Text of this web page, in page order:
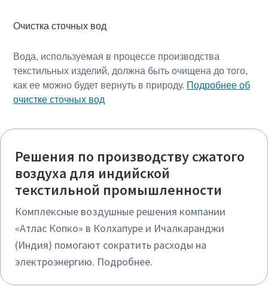
Очистка сточных вод
Вода, используемая в процессе производства
текстильных изделий, должна быть очищена до того,
как ее можно будет вернуть в природу. Подробнее об
очистке сточных вод
Решения по производству сжатого
воздуха для индийской
текстильной промышленности
Комплексные воздушные решения компании
«Атлас Копко» в Колхапуре и Ичалкаранджи
(Индия) помогают сократить расходы на
электроэнергию. Подробнее.